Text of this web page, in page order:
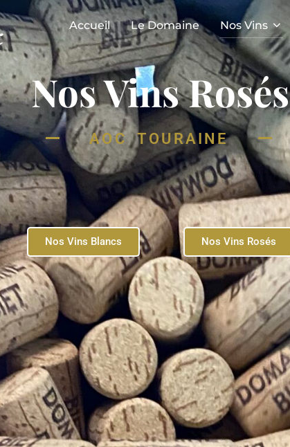
Accueil Le Domaine Nos Vins
Nos Vins Rosés
AOC TOURAINE
Nos Vins Blancs Nos Vins Rosés